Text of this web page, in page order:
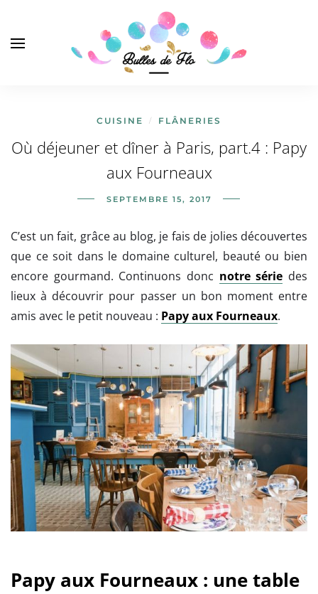
CUISINE / FLÂNERIES
Où déjeuner et dîner à Paris, part.4 : Papy
aux Fourneaux
SEPTEMBRE 15, 2017
C’est un fait, grâce au blog, je fais de jolies découvertes
que ce soit dans le domaine culturel, beauté ou bien
encore gourmand. Continuons donc notre série des
lieux à découvrir pour passer un bon moment entre
amis avec le petit nouveau : Papy aux Fourneaux.
Papy aux Fourneaux : une table